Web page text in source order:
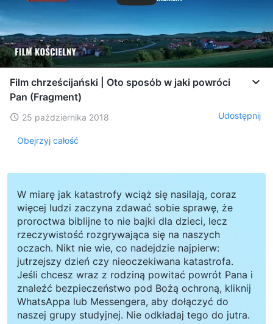
Film chrześcijański | Oto sposób w jaki powróci
Pan (Fragment)
25 października 2018 Udostępnij
Obejrzyj całość
W miarę jak katastrofy wciąż się nasilają, coraz
więcej ludzi zaczyna zdawać sobie sprawę, że
proroctwa biblijne to nie bajki dla dzieci, lecz
rzeczywistość rozgrywająca się na naszych
oczach. Nikt nie wie, co nadejdzie najpierw:
jutrzejszy dzień czy nieoczekiwana katastrofa.
Jeśli chcesz wraz z rodziną powitać powrót Pana i
znaleźć bezpieczeństwo pod Bożą ochroną, kliknij
WhatsAppa lub Messengera, aby dołączyć do
naszej grupy studyjnej. Nie odkładaj tego do jutra.